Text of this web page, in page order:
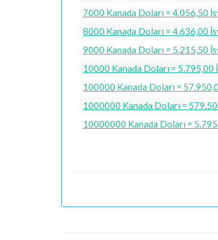
7000 Kanada Doları = 4.056,50
8000 Kanada Doları = 4.636,00
9000 Kanada Doları = 5.215,50
10000 Kanada Doları = 5.795,00
100000 Kanada Doları =
1000000 Kanada Doları =
10000000 Kanada Doları =